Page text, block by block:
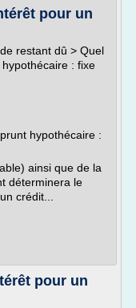
pour un
restant dû > Quel
: fixe
hypothécaire :
ainsi que de la
déterminera le
crédit...
pour un